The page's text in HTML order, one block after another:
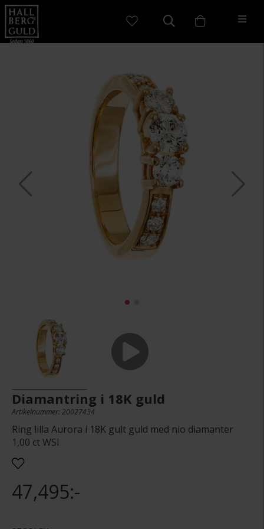
Diamantring i 18K guld
Artikelnummer: 20027434
Ring lilla Aurora i 18K gult guld med nio diamanter
1,00 ct WSI
47,495:-